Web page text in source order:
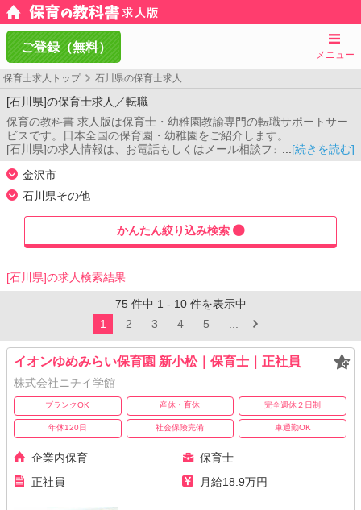
ご登録（無料）
メニュー
保育士求人トップ 石川県の保育士求人
[石川県]の保育士求人／転職
保育の教科書 求人版は保育士・幼稚園教諭専門の転職サポートサー
ビスです。日本全国の保育園・幼稚園をご紹介します。
[石川県]の求人情報は、お電話もしくはメール相談フォームよりお問
い合わせください。コンサルタントがご希望条件をお伺いし、あな
たのご希望に合った保育園をご紹介します。
[続きを読む]
金沢市
金沢市
石川県その他
七尾市
小松市 輪島市 珠洲市 加賀市
羽咋市
能美市 野々市市
能美郡川北町
羽咋郡宝達志水町
鹿島郡中能登町
かんたん絞り込み検索
[石川県]の求人検索結果
75件中 1 - 10件を表示中
1
2 3 4 5
イオンゆめみらい保育園 新小松｜保育士｜正社員
株式会社ニチイ学館
ブランクOK 産休・育休 完全週休２日制
年休120日 社会保険完備 車通勤OK
企業内保育
保育士
正社員
月給18.9万円